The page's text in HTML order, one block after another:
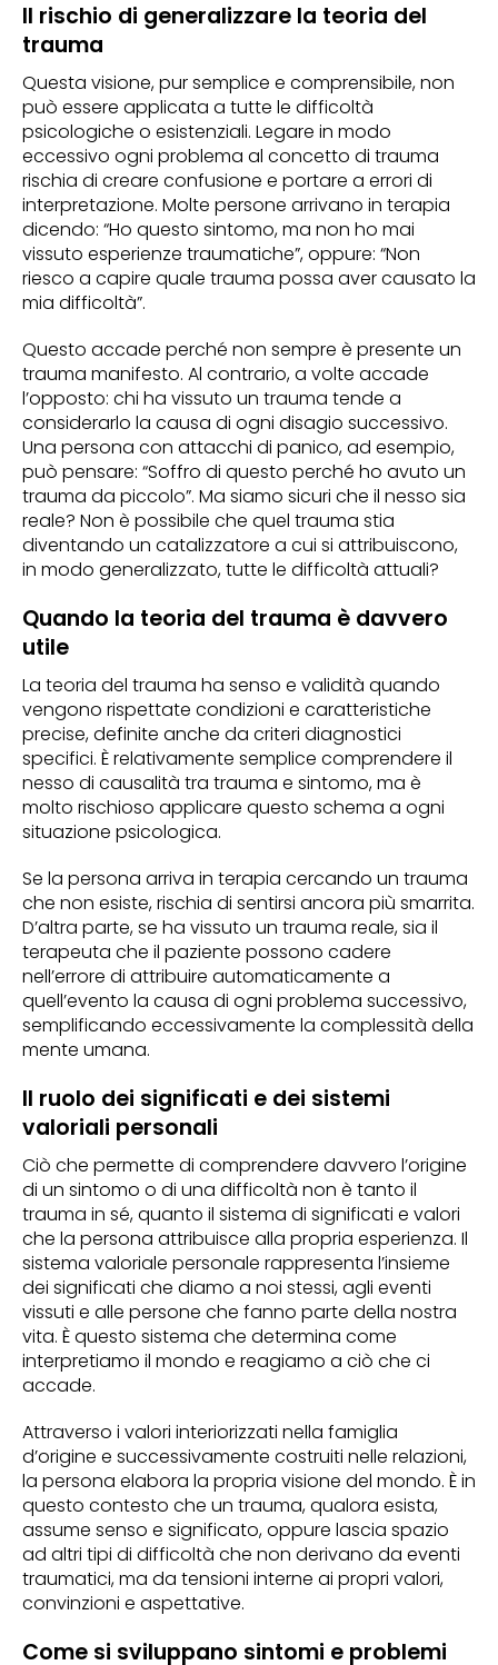
Il rischio di generalizzare la teoria del
trauma
Questa visione, pur semplice e comprensibile, non
può essere applicata a tutte le difficoltà
psicologiche o esistenziali. Legare in modo
eccessivo ogni problema al concetto di trauma
rischia di creare confusione e portare a errori di
interpretazione. Molte persone arrivano in terapia
dicendo: “Ho questo sintomo, ma non ho mai
vissuto esperienze traumatiche”, oppure: “Non
riesco a capire quale trauma possa aver causato la
mia difficoltà”.
Questo accade perché non sempre è presente un
trauma manifesto. Al contrario, a volte accade
l’opposto: chi ha vissuto un trauma tende a
considerarlo la causa di ogni disagio successivo.
Una persona con attacchi di panico, ad esempio,
può pensare: “Soffro di questo perché ho avuto un
trauma da piccolo”. Ma siamo sicuri che il nesso sia
reale? Non è possibile che quel trauma stia
diventando un catalizzatore a cui si attribuiscono,
in modo generalizzato, tutte le difficoltà attuali?
Quando la teoria del trauma è davvero
utile
La teoria del trauma ha senso e validità quando
vengono rispettate condizioni e caratteristiche
precise, definite anche da criteri diagnostici
specifici. È relativamente semplice comprendere il
nesso di causalità tra trauma e sintomo, ma è
molto rischioso applicare questo schema a ogni
situazione psicologica.
Se la persona arriva in terapia cercando un trauma
che non esiste, rischia di sentirsi ancora più smarrita.
D’altra parte, se ha vissuto un trauma reale, sia il
terapeuta che il paziente possono cadere
nell’errore di attribuire automaticamente a
quell’evento la causa di ogni problema successivo,
semplificando eccessivamente la complessità della
mente umana.
Il ruolo dei significati e dei sistemi
valoriali personali
Ciò che permette di comprendere davvero l’origine
di un sintomo o di una difficoltà non è tanto il
trauma in sé, quanto il sistema di significati e valori
che la persona attribuisce alla propria esperienza. Il
sistema valoriale personale rappresenta l’insieme
dei significati che diamo a noi stessi, agli eventi
vissuti e alle persone che fanno parte della nostra
vita. È questo sistema che determina come
interpretiamo il mondo e reagiamo a ciò che ci
accade.
Attraverso i valori interiorizzati nella famiglia
d’origine e successivamente costruiti nelle relazioni,
la persona elabora la propria visione del mondo. È in
questo contesto che un trauma, qualora esista,
assume senso e significato, oppure lascia spazio
ad altri tipi di difficoltà che non derivano da eventi
traumatici, ma da tensioni interne ai propri valori,
convinzioni e aspettative.
Come si sviluppano sintomi e problemi